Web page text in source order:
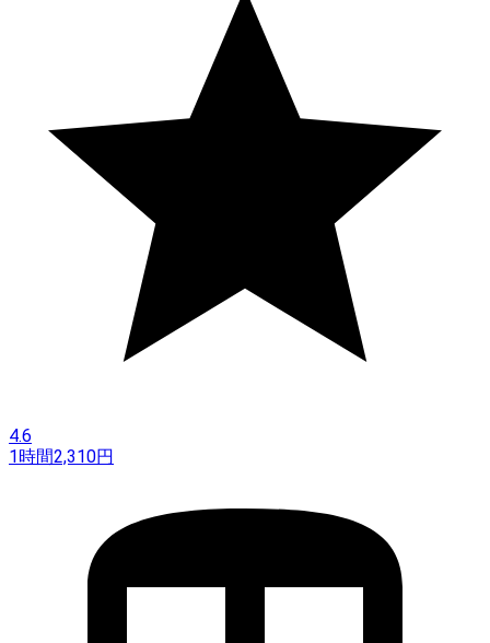
4.6
1時間2,310円